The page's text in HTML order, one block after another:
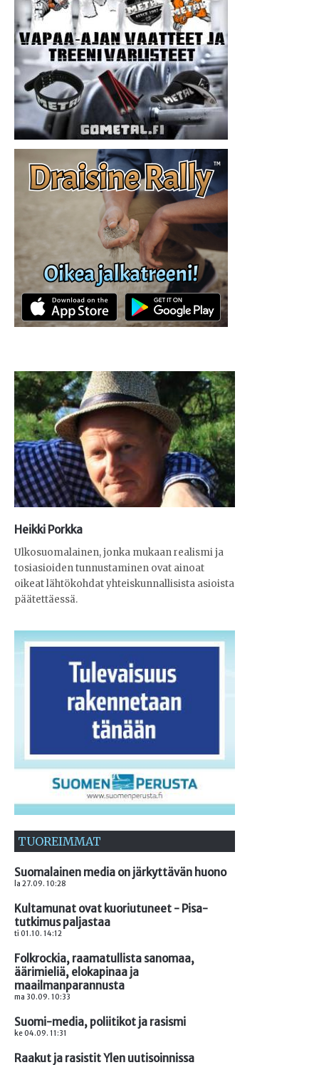
Heikki Porkka
Ulkosuomalainen, jonka mukaan realismi ja
tosiasioiden tunnustaminen ovat ainoat
oikeat lähtökohdat yhteiskunnallisista asioista
päätettäessä.
TUOREIMMAT
Suomalainen media on järkyttävän huono
la 27.09. 10:28
Kultamunat ovat kuoriutuneet - Pisa-
tutkimus paljastaa
ti 01.10. 14:12
Folkrockia, raamatullista sanomaa,
äärimieliä, elokapinaa ja
maailmanparannusta
ma 30.09. 10:33
Suomi-media, poliitikot ja rasismi
ke 04.09. 11:31
Raakut ja rasistit Ylen uutisoinnissa